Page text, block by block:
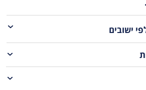
ישובים